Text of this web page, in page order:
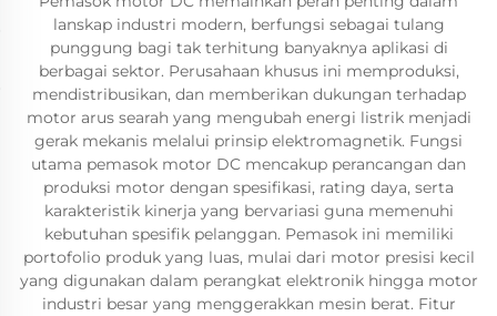
lanskap industri modern, berfungsi sebagai tulang
punggung bagi tak terhitung banyaknya aplikasi di
berbagai sektor. Perusahaan khusus ini memproduksi,
mendistribusikan, dan memberikan dukungan terhadap
motor arus searah yang mengubah energi listrik menjadi
gerak mekanis melalui prinsip elektromagnetik. Fungsi
utama pemasok motor DC mencakup perancangan dan
produksi motor dengan spesifikasi, rating daya, serta
karakteristik kinerja yang bervariasi guna memenuhi
kebutuhan spesifik pelanggan. Pemasok ini memiliki
portofolio produk yang luas, mulai dari motor presisi kecil
yang digunakan dalam perangkat elektronik hingga motor
industri besar yang menggerakkan mesin berat. Fitur